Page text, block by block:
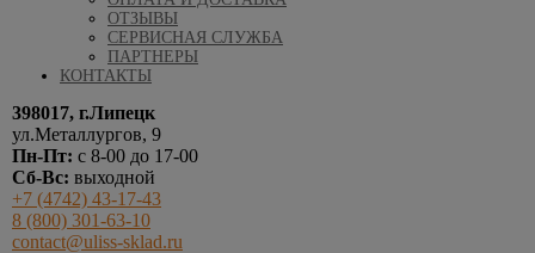
ОТЗЫВЫ
СЕРВИСНАЯ СЛУЖБА
ПАРТНЕРЫ
КОНТАКТЫ
398017, г.Липецк
ул.Металлургов, 9
Пн-Пт: с 8-00 до 17-00
Сб-Вс: выходной
+7 (4742) 43-17-43
8 (800) 301-63-10
contact@uliss-sklad.ru